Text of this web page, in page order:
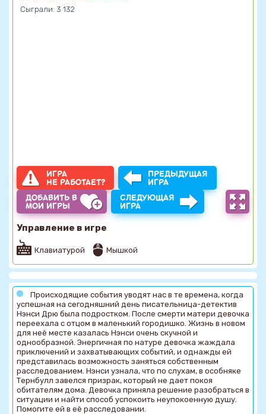
Сыграли: 3 132
ИГРА
НЕ РАБОТАЕТ?
ПРЕДЫДУЩАЯ
ИГРА
ДОБАВИТЬ В
МОИ ИГРЫ
СЛЕДУЮЩАЯ
ИГРА
Управление в игре
Клавиатурой Мышкой
Происходящие события уводят нас в те времена, когда
успешная на сегодняшний день писательница-детектив
Нэнси Дрю была подростком. После смерти матери девочка
переехала с отцом в маленький городишко. Жизнь в новом
для неё месте казалась Нэнси очень скучной и
однообразной. Энергичная по натуре девочка жаждала
приключений и захватывающих событий, и однажды ей
представилась возможность заняться собственным
расследованием. Нэнси узнала, что по слухам, в особняке
Тернбулл завелся призрак, который не дает покоя
обитателям дома. Девочка приняла решение разобраться в
ситуации и найти способ успокоить неупокоенную душу.
Помогите ей в её расследовании.